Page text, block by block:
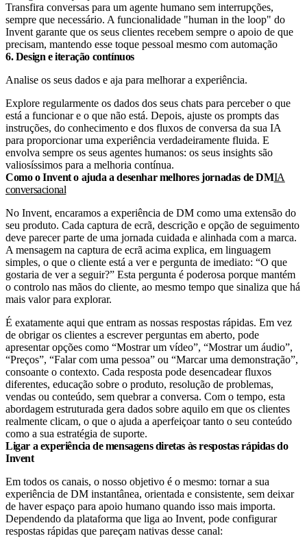
Transfira conversas para um agente humano sem interrupções,
sempre que necessário. A funcionalidade "human in the loop" do
Invent garante que os seus clientes recebem sempre o apoio de que
precisam, mantendo esse toque pessoal mesmo com automação
6. Design e iteração contínuos
Analise os seus dados e aja para melhorar a experiência.
Explore regularmente os dados dos seus chats para perceber o que
está a funcionar e o que não está. Depois, ajuste os prompts das
instruções, do conhecimento e dos fluxos de conversa da sua IA
para proporcionar uma experiência verdadeiramente fluida. E
envolva sempre os seus agentes humanos: os seus insights são
valiosíssimos para a melhoria contínua.
Como o Invent o ajuda a desenhar melhores jornadas de DMIA
conversacional
No Invent, encaramos a experiência de DM como uma extensão do
seu produto. Cada captura de ecrã, descrição e opção de seguimento
deve parecer parte de uma jornada cuidada e alinhada com a marca.
A mensagem na captura de ecrã acima explica, em linguagem
simples, o que o cliente está a ver e pergunta de imediato: “O que
gostaria de ver a seguir?” Esta pergunta é poderosa porque mantém
o controlo nas mãos do cliente, ao mesmo tempo que sinaliza que há
mais valor para explorar.
É exatamente aqui que entram as nossas respostas rápidas. Em vez
de obrigar os clientes a escrever perguntas em aberto, pode
apresentar opções como “Mostrar um vídeo”, “Mostrar um áudio”,
“Preços”, “Falar com uma pessoa” ou “Marcar uma demonstração”,
consoante o contexto. Cada resposta pode desencadear fluxos
diferentes, educação sobre o produto, resolução de problemas,
vendas ou conteúdo, sem quebrar a conversa. Com o tempo, esta
abordagem estruturada gera dados sobre aquilo em que os clientes
realmente clicam, o que o ajuda a aperfeiçoar tanto o seu conteúdo
como a sua estratégia de suporte.
Ligar a experiência de mensagens diretas às respostas rápidas do
Invent
Em todos os canais, o nosso objetivo é o mesmo: tornar a sua
experiência de DM instantânea, orientada e consistente, sem deixar
de haver espaço para apoio humano quando isso mais importa.
Dependendo da plataforma que liga ao Invent, pode configurar
respostas rápidas que pareçam nativas desse canal: